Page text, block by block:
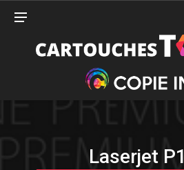
Laserjet